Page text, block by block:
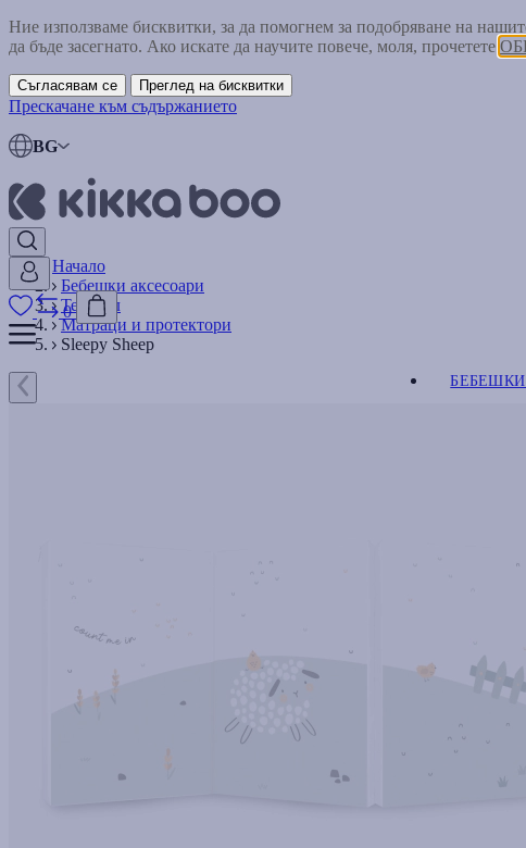
Ние използваме бисквитки, за да помогнем за подобряване на
да бъде засегнато. Ако искате да научите повече, моля, прочетете
Съгласявам се Преглед на бисквитки
Прескачане към съдържанието
BG
0
Начало
Бебешки аксесоари
Текстил
Матраци и протектори
Sleepy Sheep